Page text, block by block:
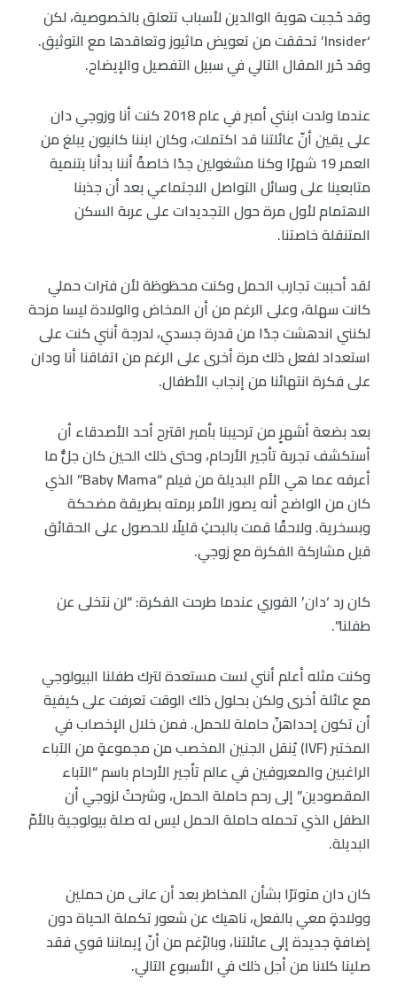
وقد حُجبت هوية الوالدين لأسباب تتعلق بالخصوصية، لكن
‘Insider’ تحققت من تعويض ماثيوز وتعاقدها مع التوثيق.
وقد حُرر المقال التالي في سبيل التفصيل والإيضاح.
عندما ولدت ابنتي أمبر في عام 2018 كنت أنا وزوجي دان
على يقين أنّ عائلتنا قد اكتملت، وكان ابننا كانيون يبلغ من
العمر 19 شهرًا وكنا مشغولين جدًا خاصةً أننا بدأنا بتنمية
متابعينا على وسائل التواصل الاجتماعي بعد أن جذبنا
الاهتمام لأول مرة حول التجديدات على عربة السكن
المتنقلة خاصتنا.
لقد أحببت تجارب الحمل وكنت محظوظة لأن فترات حملي
كانت سهلة، وعلى الرغم من أن المخاض والولادة ليسا مزحة
لكنني اندهشت جدًا من قدرة جسدي، لدرجة أنني كنت على
استعداد لفعل ذلك مرة أخرى على الرغم من اتفاقنا أنا ودان
على فكرة انتهائنا من إنجاب الأطفال.
بعد بضعة أشهرٍ من ترحيبنا بأمبر اقترح أحد الأصدقاء أن
أستكشف تجربة تأجير الأرحام، وحتى ذلك الحين كان جلُّ ما
أعرفه عما هي الأم البديلة من فيلم “Baby Mama” الذي
كان من الواضح أنه يصور الأمر برمته بطريقة مضحكة
وبسخرية. ولاحقًا قمت بالبحثِ قليلًا للحصول على الحقائق
قبل مشاركة الفكرة مع زوجي.
كان رد ‘دان’ الفوري عندما طرحت الفكرة: “لن نتخلى عن
طفلنا”.
وكنت مثله أعلم أنني لست مستعدة لترك طفلنا البيولوجي
مع عائلة أخرى ولكن بحلول ذلك الوقت تعرفت على كيفية
أن تكون إحداهنّ حاملة للحمل. فمن خلال الإخصاب في
المختبر (IVF) يُنقل الجنين المخصب من مجموعةٍ من الآباء
الراغبين والمعروفين في عالم تأجير الأرحام باسم “الآباء
المقصودين” إلى رحم حاملة الحمل، وشرحتُ لزوجي أن
الطفل الذي تحمله حاملة الحمل ليس له صلة بيولوجية بالأمّ
البديلة.
كان دان متوترًا بشأن المخاطر بعد أن عانى من حملين
وولادةٍ معي بالفعل، ناهيك عن شعور تكملة الحياة دون
إضافةٍ جديدة إلى عائلتنا، وبالرّغم من أنّ إيماننا قوي فقد
صلينا كلانا من أجل ذلك في الأسبوع التالي.